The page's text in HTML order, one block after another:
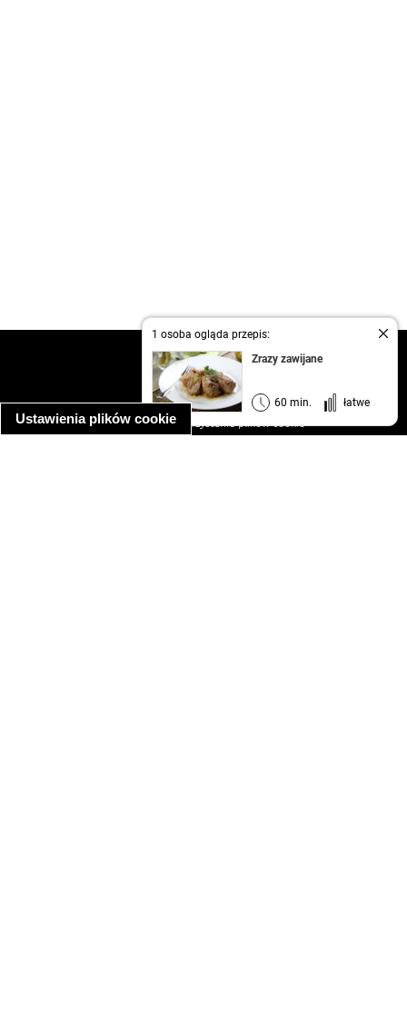
Ustawienia plików cookie
1 osoba ogląda przepis:
Zrazy zawijane
60 min. łatwe
kontakt
regulamin
informacja o prywatności
informacja o wykorzystaniu plików cookie